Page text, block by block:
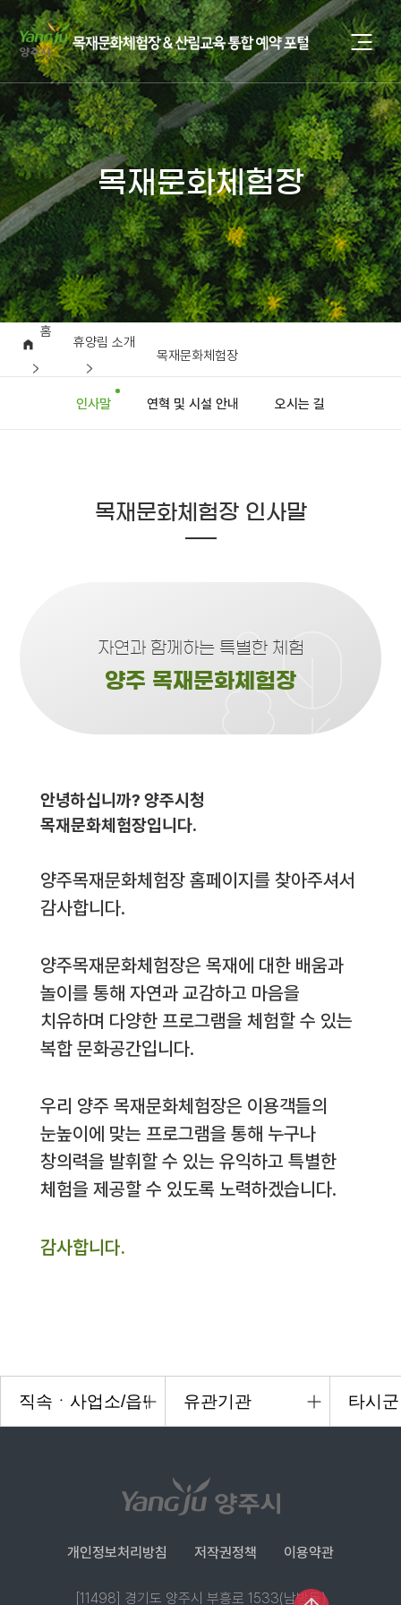
목재문화체험장
홈
휴양림 소개
목재문화체험장
인사말 연혁 및 시설 안내 오시는 길
목재문화체험장 인사말
자연과 함께하는 특별한 체험
양주 목재문화체험장
안녕하십니까? 양주시청
목재문화체험장입니다.
양주목재문화체험장 홈페이지를 찾아주셔서
감사합니다.
양주목재문화체험장은 목재에 대한 배움과
놀이를 통해 자연과 교감하고 마음을
치유하며 다양한 프로그램을 체험할 수 있는
복합 문화공간입니다.
우리 양주 목재문화체험장은 이용객들의
눈높이에 맞는 프로그램을 통해 누구나
창의력을 발휘할 수 있는 유익하고 특별한
체험을 제공할 수 있도록 노력하겠습니다.
감사합니다.
개인정보처리방침 저작권정책 이용약관
[11498] 경기도 양주시 부흥로 1533(남방동)